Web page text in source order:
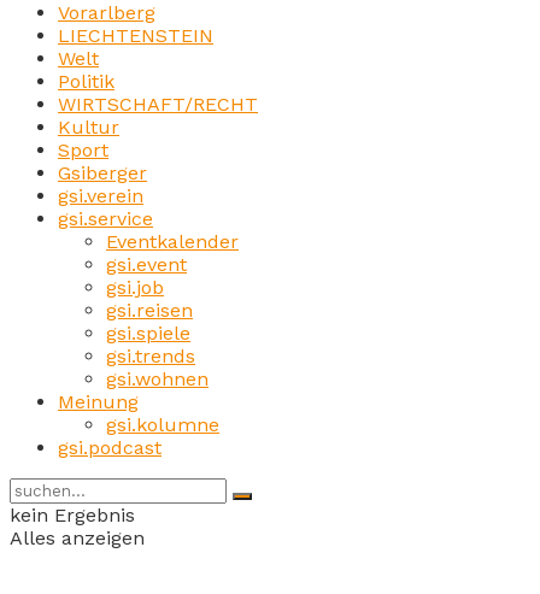
Vorarlberg
LIECHTENSTEIN
Welt
Politik
WIRTSCHAFT/RECHT
Kultur
Sport
Gsiberger
gsi.verein
gsi.service
Eventkalender
gsi.event
gsi.job
gsi.reisen
gsi.spiele
gsi.trends
gsi.wohnen
Meinung
gsi.kolumne
gsi.podcast
kein Ergebnis
Alles anzeigen